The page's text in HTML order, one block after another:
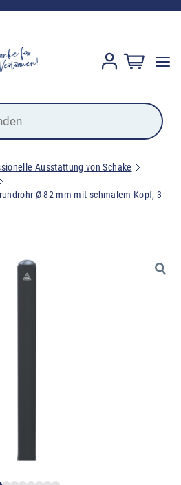
Ausstattung von Schake
Ø 82 mm mit schmalem Kopf, 3